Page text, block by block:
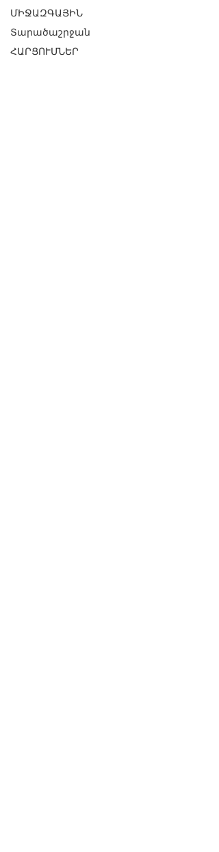
ՄԻՋԱԶԳԱՅԻՆ
Տարածաշրջան
ՀԱՐՑՈՒՄՆԵՐ